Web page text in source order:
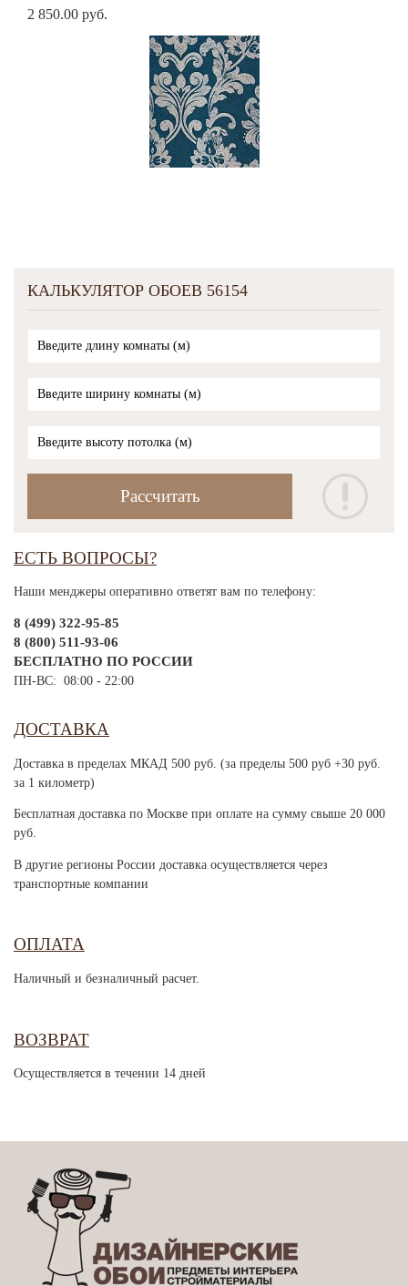
2 850.00 руб.
КАЛЬКУЛЯТОР ОБОЕВ 56154
ЕСТЬ ВОПРОСЫ?
Наши менджеры оперативно ответят вам по телефону:
8 (499) 322-95-85
8 (800) 511-93-06
БЕСПЛАТНО ПО РОССИИ
ПН-ВС: 08:00 - 22:00
ДОСТАВКА
Доставка в пределах МКАД 500 руб. (за пределы 500 руб +30 руб.
за 1 километр)
Бесплатная доставка по Москве при оплате на сумму свыше 20 000
руб.
В другие регионы России доставка осуществляется через
транспортные компании
ОПЛАТА
Наличный и безналичный расчет.
ВОЗВРАТ
Осуществляется в течении 14 дней